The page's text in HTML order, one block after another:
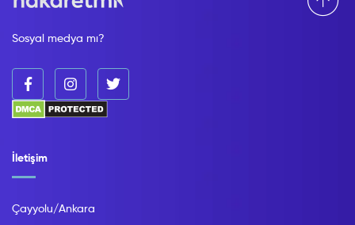
Sosyal medya mı?
İletişim
Çayyolu/Ankara